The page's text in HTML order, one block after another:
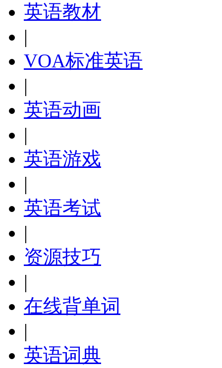
英语教材
|
VOA标准英语
|
英语动画
|
英语游戏
|
英语考试
|
资源技巧
|
在线背单词
|
英语词典